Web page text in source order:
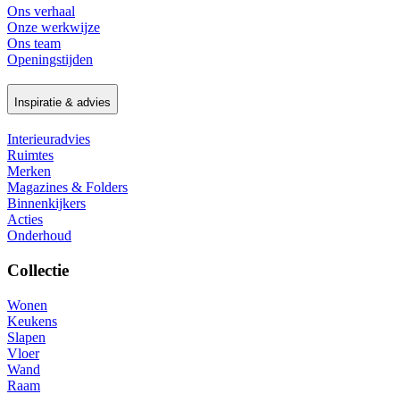
Ons verhaal
Onze werkwijze
Ons team
Openingstijden
Inspiratie & advies
Interieuradvies
Ruimtes
Merken
Magazines & Folders
Binnenkijkers
Acties
Onderhoud
Collectie
Wonen
Keukens
Slapen
Vloer
Wand
Raam